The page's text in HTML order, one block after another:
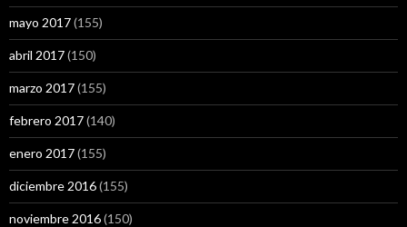
mayo 2017(155)
abril 2017(150)
marzo 2017(155)
febrero 2017(140)
enero 2017(155)
diciembre 2016(155)
noviembre 2016(150)